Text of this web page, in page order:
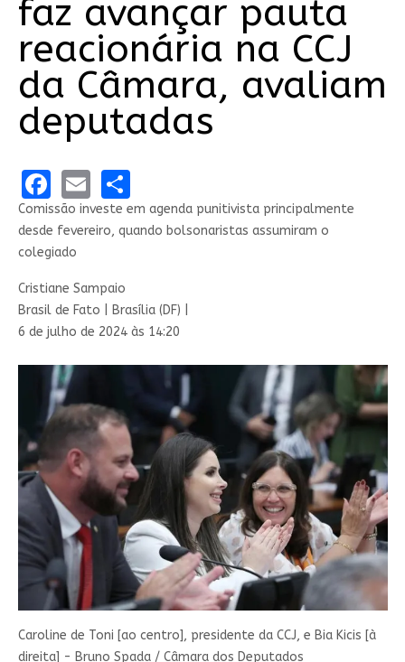
faz avançar pauta
reacionária na CCJ
da Câmara, avaliam
deputadas
Facebook
EmailShare
Comissão investe em agenda punitivista principalmente
desde fevereiro, quando bolsonaristas assumiram o
colegiado
Cristiane Sampaio
Brasil de Fato | Brasília (DF) |
6 de julho de 2024 às 14:20
Caroline de Toni [ao centro], presidente da CCJ, e Bia Kicis [à
direita] - Bruno Spada / Câmara dos Deputados